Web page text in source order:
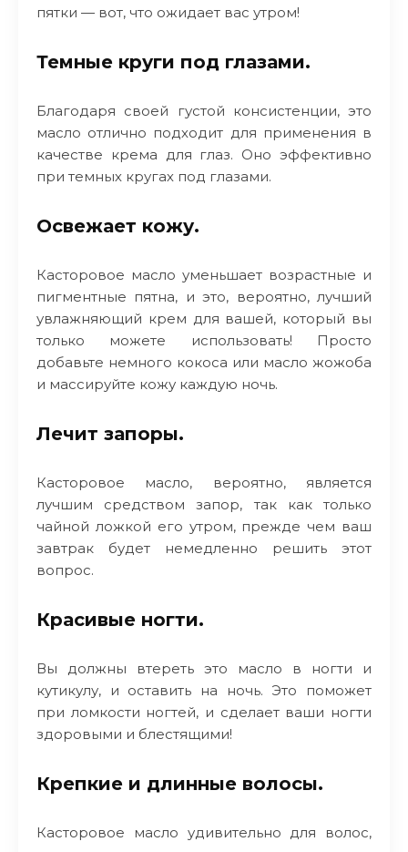
пятки — вот, что ожидает вас утром!
Темные круги под глазами.
Благодаря своей густой консистенции, это
масло отлично подходит для применения в
качестве крема для глаз. Оно эффективно
при темных кругах под глазами.
Освежает кожу.
Касторовое масло уменьшает возрастные и
пигментные пятна, и это, вероятно, лучший
увлажняющий крем для вашей, который вы
только можете использовать! Просто
добавьте немного кокоса или масло жожоба
и массируйте кожу каждую ночь.
Лечит запоры.
Касторовое масло, вероятно, является
лучшим средством запор, так как только
чайной ложкой его утром, прежде чем ваш
завтрак будет немедленно решить этот
вопрос.
Красивые ногти.
Вы должны втереть это масло в ногти и
кутикулу, и оставить на ночь. Это поможет
при ломкости ногтей, и сделает ваши ногти
здоровыми и блестящими!
Крепкие и длинные волосы.
Касторовое масло удивительно для волос,